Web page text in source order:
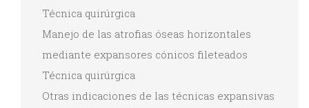
Técnica quirúrgica
Manejo de las atrofias óseas horizontales
mediante expansores cónicos fileteados
Técnica quirúrgica
Otras indicaciones de las técnicas expansivas